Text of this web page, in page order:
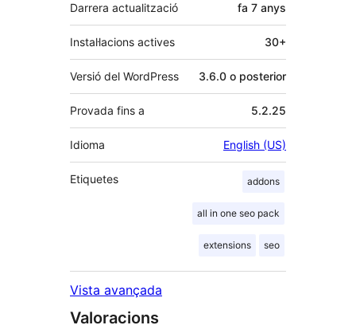
Darrera actualització fa 7 anys
Instal·lacions actives 30+
Versió del WordPress 3.6.0 o posterior
Provada fins a 5.2.25
Idioma English (US)
Etiquetes addons
all in one seo pack
extensions seo
Vista avançada
Valoracions